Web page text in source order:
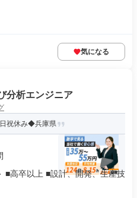
気になる
分析エンジニア
祝休み◆兵庫県
■高卒以上 ■設計、開発、生産技